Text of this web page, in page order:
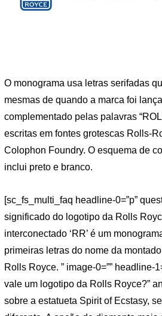
O monograma usa letras serifadas
mesmas de quando a marca foi
complementado pelas palavras
escritas em fontes grotescas Rolls-
Colophon Foundry. O esquema de
inclui preto e branco.
[sc_fs_multi_faq headline-0=”p”
significado do logotipo da Rolls
interconectado ‘RR’ é um
primeiras letras do nome da
Rolls Royce. ” image-0=”” headline-
vale um logotipo da Rolls Royce?”
sobre a estatueta Spirit of Ecstasy,